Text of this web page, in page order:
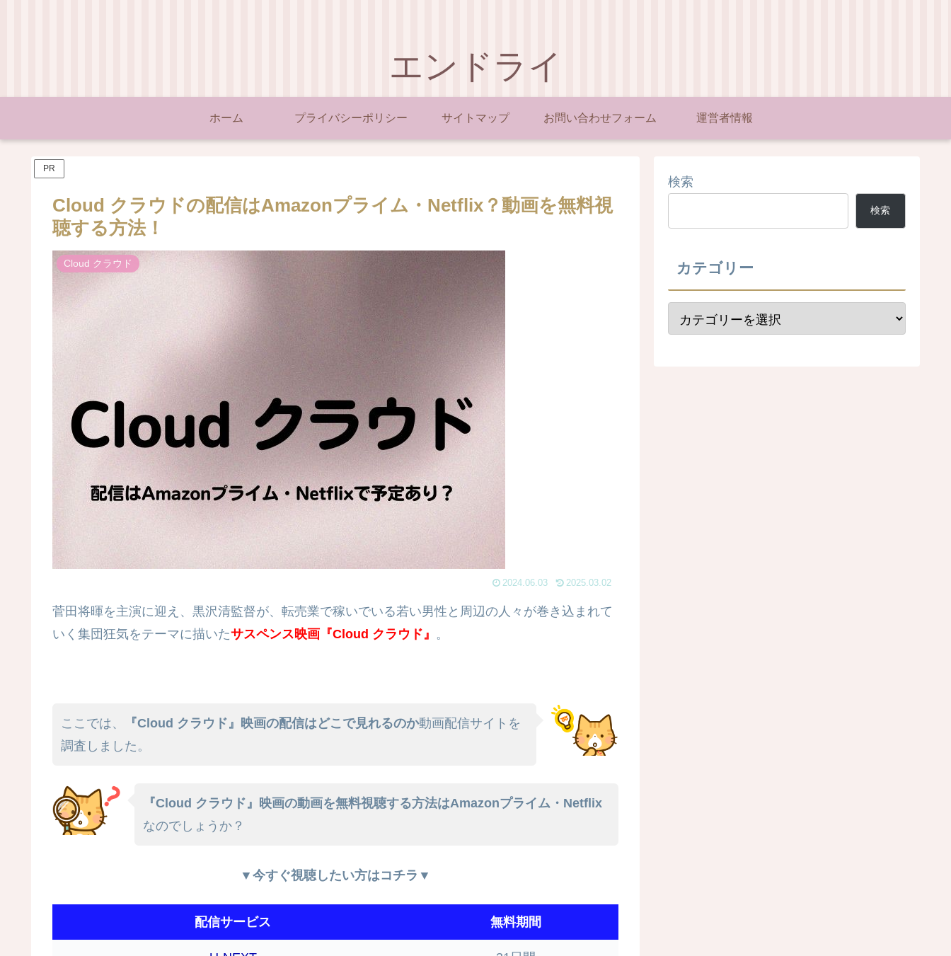
エンドライ
ホーム プライバシーポリシー サイトマップ お問い合わせフォーム 運営者情報
PR
Cloud クラウドの配信はAmazonプライム・Netflix？動画を無料視
聴する方法！
Cloud クラウド
2024.06.03 2025.03.02
菅田将暉を主演に迎え、黒沢清監督が、転売業で稼いでいる若い男性と周辺の人々が巻き込まれて
いく集団狂気をテーマに描いたサスペンス映画『Cloud クラウド』 。
ここでは、 『Cloud クラウド』映画の配信はどこで見れるのか動画配信サイトを
調査しました。
『Cloud クラウド』映画の動画を無料視聴する方法はAmazonプライム・Netflix
なのでしょうか？
▼今すぐ視聴したい方はコチラ▼
配信サービス 無料期間
検索
検索
カテゴリー